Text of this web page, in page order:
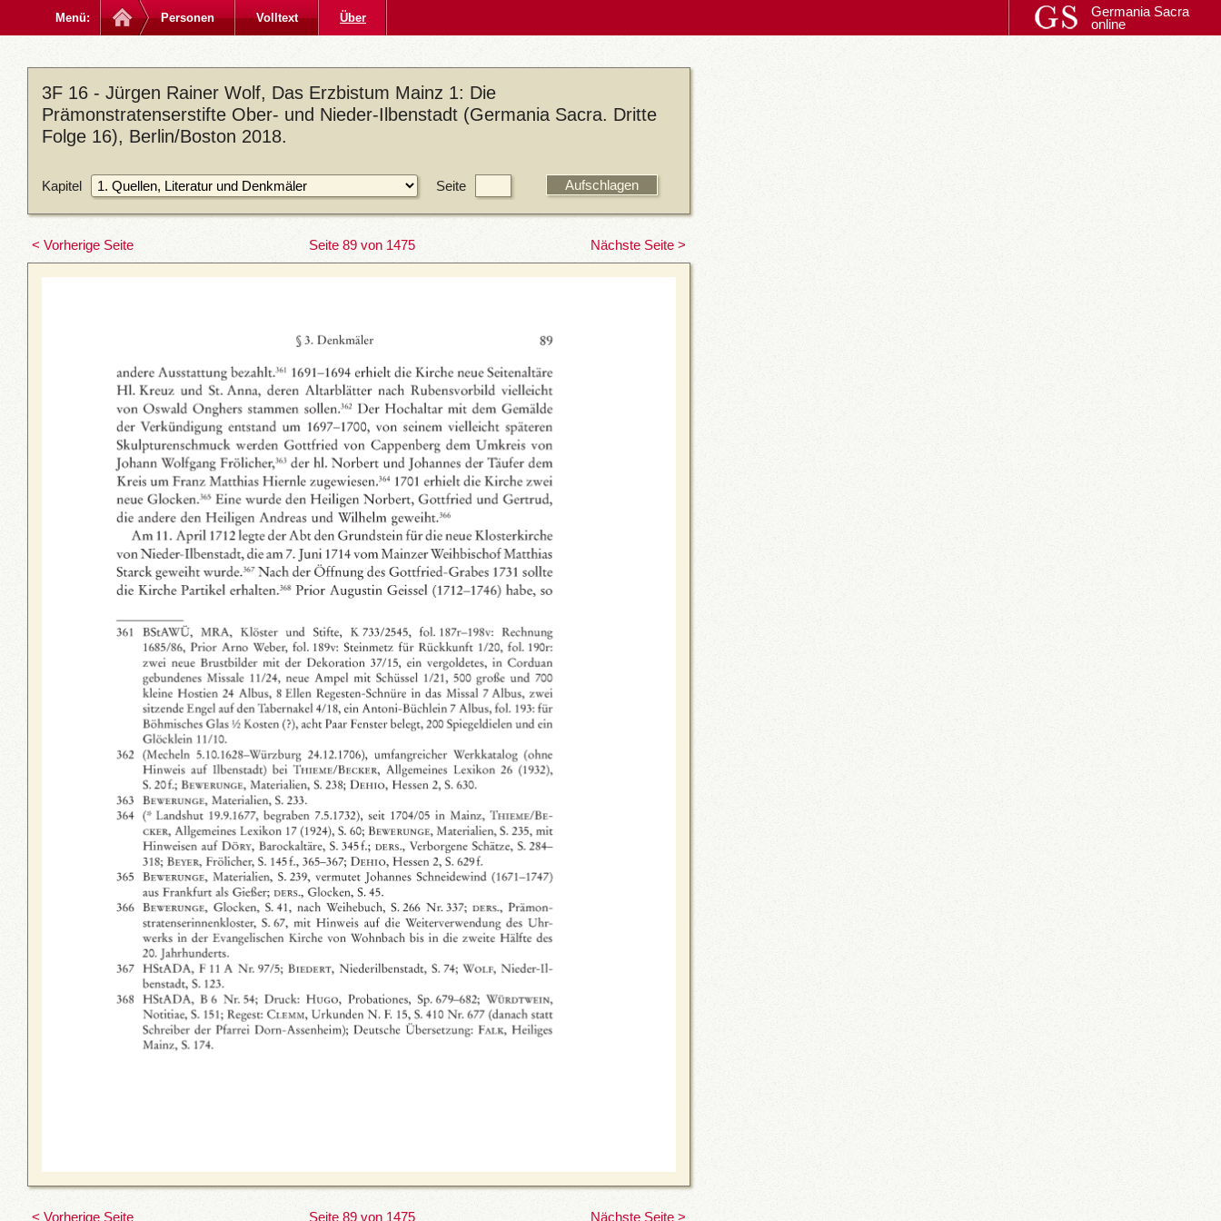
Menü: Personen Volltext Über
Germania Sacra
online
3F 16 - Jürgen Rainer Wolf, Das Erzbistum Mainz 1: Die
Prämonstratenserstifte Ober- und Nieder-Ilbenstadt (Germania Sacra. Dritte
Folge 16), Berlin/Boston 2018.
Kapitel Seite
< Vorherige Seite Seite 89 von 1475 Nächste Seite >
< Vorherige Seite Seite 89 von 1475 Nächste Seite >